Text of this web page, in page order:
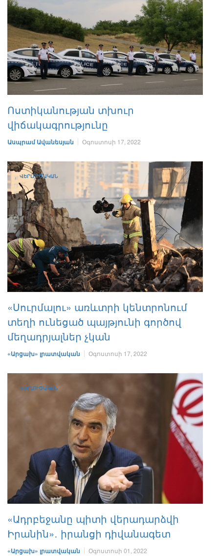
Ոստիկանության տխուր
վիճակագրությունը
Ասպրամ Ավանեսյան Օգոստոսի 17, 2022
ՎԵՐԼՈՒԾԱԿԱՆ
«Սուրմալու» առևտրի կենտրոնում
տեղի ունեցած պայթյունի գործով
մեղադրյալներ չկան
«Արցախ» լրատվական Օգոստոսի 17, 2022
ՎԵՐԼՈՒԾԱԿԱՆ
«Ադրբեջանը պիտի վերադարձվի
Իրանին»․ իրանցի դիվանագետ
«Արցախ» լրատվական Օգոստոսի 01, 2022